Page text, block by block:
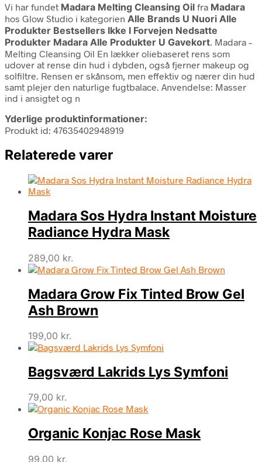
Vi har fundet Madara Melting Cleansing Oil fra Madara
hos Glow Studio i kategorien Alle Brands U Nuori Alle
Produkter Bestsellers Ikke I Forvejen Nedsatte
Produkter Madara Alle Produkter U Gavekort. Madara –
Melting Cleansing Oil En lækker oliebaseret rens som
udover at rense din hud i dybden, også fjerner makeup og
solfiltre. Rensen er skånsom, men effektiv og nærer din hud
samt plejer den naturlige fugtbalace. Anvendelse: Masser
ind i ansigtet og n
Yderlige produktinformationer:
Produkt id: 47635402948919
Relaterede varer
Madara Sos Hydra Instant Moisture
Radiance Hydra Mask
289,00 kr.
Madara Grow Fix Tinted Brow Gel
Ash Brown
199,00 kr.
Bagsværd Lakrids Lys Symfoni
79,00 kr.
Organic Konjac Rose Mask
99,00 kr.